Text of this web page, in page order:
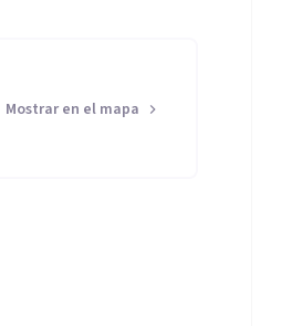
Mostrar en el mapa